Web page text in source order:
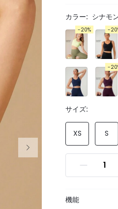
カラー: シナモ
-20% -
-
サイズ:
XS S
機能